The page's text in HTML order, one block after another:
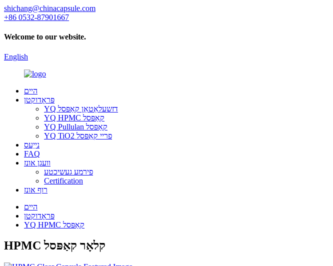
shichang@chinacapsule.com
+86 0532-87901667
Welcome to our website.
English
היים
פּראָדוקטן
YQ דזשעלאַטאַן קאַפּסל
YQ HPMC קאַפּסל
YQ Pullulan קאַפּסל
YQ TiO2 פריי קאַפּסל
נייַעס
FAQ
וועגן אונז
פירמע געשיכטע
Certification
רוף אונז
היים
פּראָדוקטן
YQ HPMC קאַפּסל
HPMC קלאָר קאַפּסל